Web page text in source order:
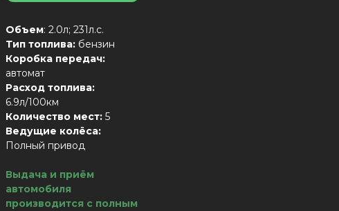
Объем: 2.0л; 231л.с.
Тип топлива: бензин
Коробка передач:
автомат
Расход топлива:
6.9л/100км
Количество мест: 5
Ведущие колёса:
Полный привод
Выдача и приём
автомобиля
производится с полным